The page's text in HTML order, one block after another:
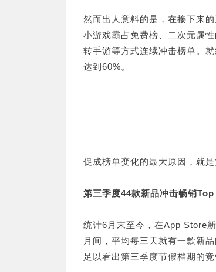
然而出人意料的是，在接下来
小游戏霸占免费榜、二次元属
转手游等方式连续冲击榜单。
达到60%。
促成榜单变化的最大原因，就
第三季度44款新品冲击畅销Top
统计6月末至今，在App Store
月间，平均每三天就有一款新
足以看出第三季度节假档期的竞